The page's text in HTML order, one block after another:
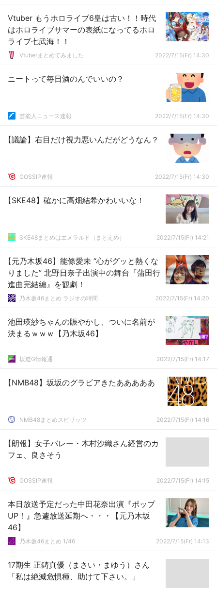
Vtuber もうホロライブ6皇は古い！！時代
はホロライブサマーの表紙になってるホロ
ライブ七武海！！
Vtuberまとめてみました 2022/7/15(Fr) 14:30
ニートって毎日酒のんでいいの？
芸能人ニュース速報 2022/7/15(Fr) 14:30
【議論】右目だけ視力悪いんだがどうなん？
GOSSIP速報 2022/7/15(Fr) 14:30
【SKE48】確かに髙畑結希かわいいな！
SKE48まとめはエメラルド（まとえめ） 2022/7/15(Fr) 14:21
【元乃木坂46】能條愛未 “心がグッと熱くな
りました” 北野日奈子出演中の舞台『蒲田行
進曲完結編』を観劇！
乃木坂46まとめ ラジオの時間 2022/7/15(Fr) 14:20
池田瑛紗ちゃんの賑やかし、ついに名前が
決まるｗｗｗ【乃木坂46】
坂道G情報通 2022/7/15(Fr) 14:17
【NMB48】坂坂のグラビアきたあああああ
NMB48まとめスピリッツ 2022/7/15(Fr) 14:16
【朗報】女子バレー・木村沙織さん経営のカ
フェ、良さそう
GOSSIP速報 2022/7/15(Fr) 14:15
本日放送予定だった中田花奈出演『ポップ
UP！』急遽放送延期へ・・・【元乃木坂
46】
乃木坂46まとめ 1/46 2022/7/15(Fr) 14:13
17期生 正鋳真優（まさい・まゆう）さん
「私は絶滅危惧種、助けて下さい。」